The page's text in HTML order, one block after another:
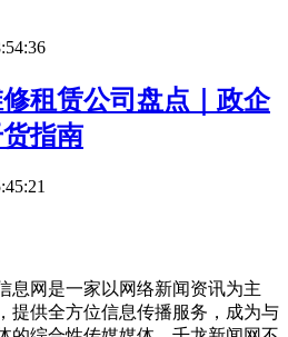
租赁公司盘点｜政企
指南
息网是一家以网络新闻资讯为主
提供全方位信息传播服务，成为与